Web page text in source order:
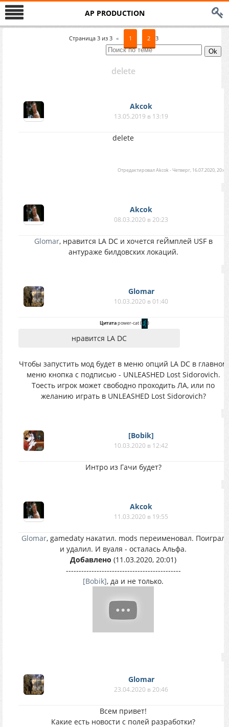
AP PRODUCTION
Страница 3 из 3 « 1 2 3
delete
Akcok
13.05.2019 в 13:19
delete
ОтредактировалAkcok-Четверг, 16.07.2020, 20:47
Akcok
08.03.2020 в 20:23
Glomar, нравится LA DC и хочется геЙмплей USF в
антураже билдовских локаций.
Glomar
10.03.2020 в 01:40
Цитатаpower-cat( )
нравится LA DC
Чтобы запустить мод будет в меню опций LA DC в главном
меню кнопка с подписью - UNLEASHED Lost Sidorovich.
Тоесть игрок может свободно проходить ЛА, или по
желанию играть в UNLEASHED Lost Sidorovich?
[Bobik]
10.03.2020 в 12:42
Интро из Гачи будет?
Akcok
11.03.2020 в 19:55
Glomar, gamedatу накатил. mods переименовал. Поиграл
и удалил. И вуаля - осталась Альфа.
Добавлено (11.03.2020, 20:01)
---------------------------------------------
[Bobik], да и не только.
Glomar
23.04.2020 в 20:46
Всем привет!
Какие есть новости с полей разработки?